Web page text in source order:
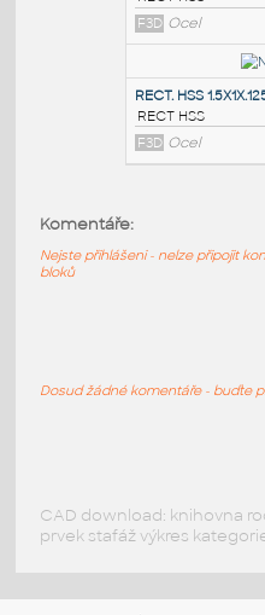
RECT. HSS
RECT HSS
F3D Ocel
F3D Ocel
F3D Ocel
Komentáře:
Nejste přihlášeni - nelze připojit
bloků
Dosud žádné komentáře - buďte
CAD download: knihovna
prvek stafáž výkres